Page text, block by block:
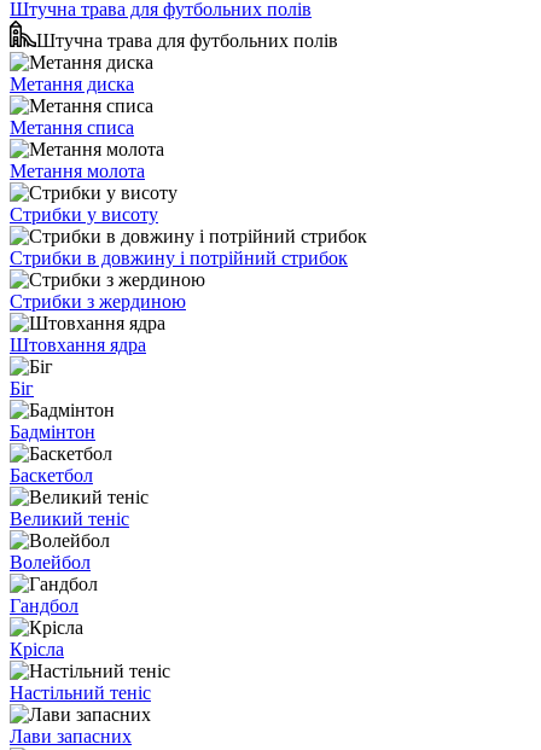
Штучна трава для футбольних полів
Штучна трава для футбольних полів
Метання диска
Метання списа
Метання молота
Стрибки у висоту
Стрибки в довжину і потрійний стрибок
Стрибки з жердиною
Штовхання ядра
Біг
Бадмінтон
Баскетбол
Великий теніс
Волейбол
Гандбол
Крісла
Настільний теніс
Лави запасних